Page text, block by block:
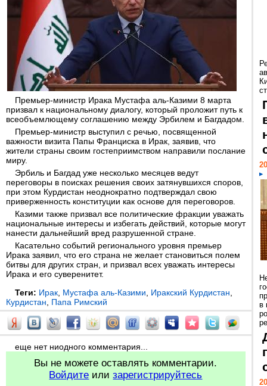
Премьер-министр Ирака Мустафа аль-Казими 8 марта
призвал к национальному диалогу, который проложит путь к
всеобъемлющему соглашению между Эрбилем и Багдадом.
Премьер-министр выступил с речью, посвященной
важности визита Папы Франциска в Ирак, заявив, что
жители страны своим гостеприимством направили послание
миру.
Эрбиль и Багдад уже несколько месяцев ведут
переговоры в поисках решения своих затянувшихся споров,
при этом Курдистан неоднократно подтверждал свою
приверженность конституции как основе для переговоров.
Казими также призвал все политические фракции уважать
национальные интересы и избегать действий, которые могут
нанести дальнейший вред разрушенной стране.
Касательно событий регионального уровня премьер
Ирака заявил, что его страна не желает становиться полем
битвы для других стран, и призвал всех уважать интересы
Ирака и его суверенитет.
Теги: Ирак Мустафа аль-Казими Иракский Курдистан
Курдистан
Папа Римский
еще нет ниодного комментария...
Вы не можете оставлять комментарии.
Войдите илизарегистрируйтесь
в